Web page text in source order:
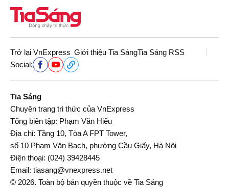
Trở lại VnExpress Giới thiệu Tia SángTia Sáng RSS
Social:
Tia Sáng
Chuyên trang tri thức của VnExpress
Tổng biên tập: Phạm Văn Hiếu
Địa chỉ: Tầng 10, Tòa A FPT Tower,
số 10 Phạm Văn Bạch, phường Cầu Giấy, Hà Nội
Điện thoại: (024) 39428445
Email: tiasang@vnexpress.net
© 2026. Toàn bộ bản quyền thuộc về Tia Sáng